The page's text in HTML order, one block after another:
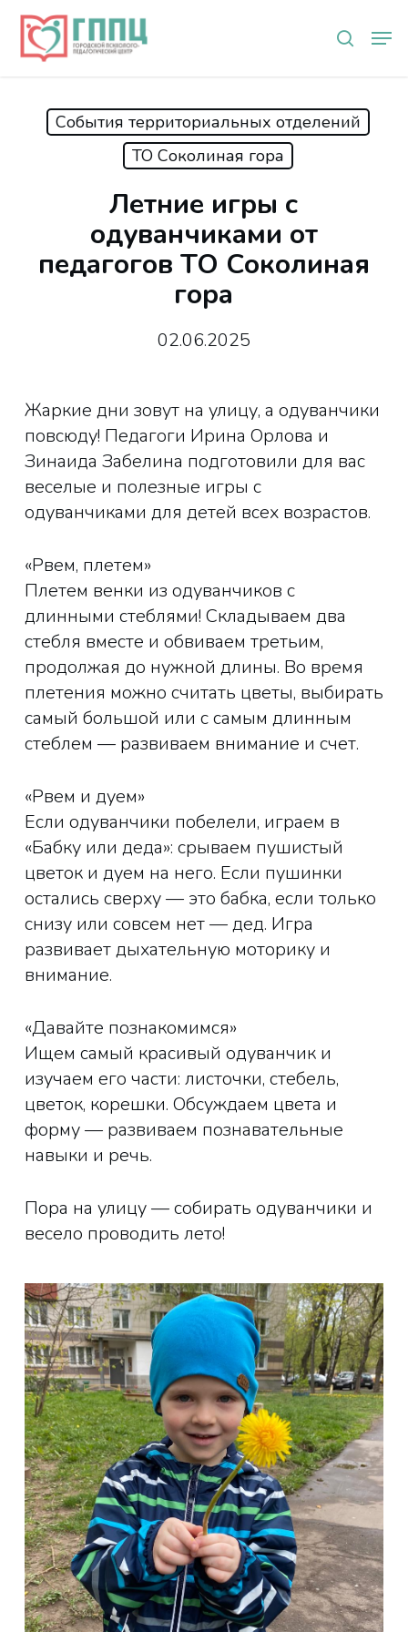
Skip
main
search
События территориальных отделений
ТО Соколиная гора
Летние игры с
одуванчиками от
педагогов ТО Соколиная
гора
02.06.2025
Жаркие дни зовут на улицу, а одуванчики
повсюду! Педагоги Ирина Орлова и
Зинаида Забелина подготовили для вас
веселые и полезные игры с
одуванчиками для детей всех возрастов.
«Рвем, плетем»
Плетем венки из одуванчиков с
длинными стеблями! Складываем два
стебля вместе и обвиваем третьим,
продолжая до нужной длины. Во время
плетения можно считать цветы, выбирать
самый большой или с самым длинным
стеблем — развиваем внимание и счет.
«Рвем и дуем»
Если одуванчики побелели, играем в
«Бабку или деда»: срываем пушистый
цветок и дуем на него. Если пушинки
остались сверху — это бабка, если только
снизу или совсем нет — дед. Игра
развивает дыхательную моторику и
внимание.
«Давайте познакомимся»
Ищем самый красивый одуванчик и
изучаем его части: листочки, стебель,
цветок, корешки. Обсуждаем цвета и
форму — развиваем познавательные
навыки и речь.
Пора на улицу — собирать одуванчики и
весело проводить лето!